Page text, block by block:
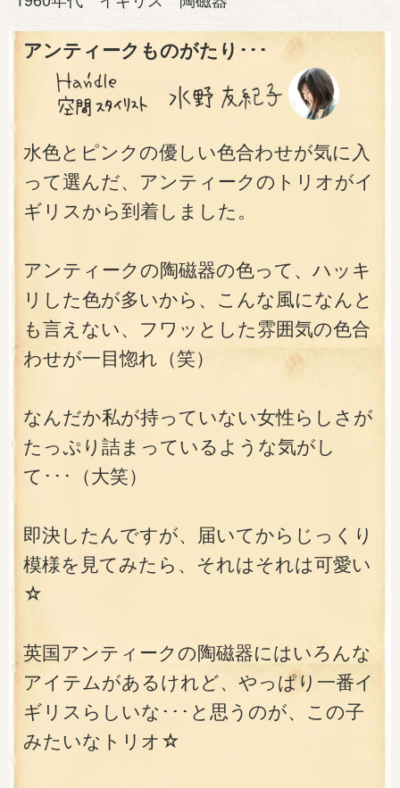
アンティークものがたり･･･
水色とピンクの優しい色合わせが気に入
って選んだ、アンティークのトリオがイ
ギリスから到着しました。
アンティークの陶磁器の色って、ハッキ
リした色が多いから、こんな風になんと
も言えない、フワッとした雰囲気の色合
わせが一目惚れ（笑）
なんだか私が持っていない女性らしさが
たっぷり詰まっているような気がし
て･･･（大笑）
即決したんですが、届いてからじっくり
模様を見てみたら、それはそれは可愛い
☆
英国アンティークの陶磁器にはいろんな
アイテムがあるけれど、やっぱり一番イ
ギリスらしいな･･･と思うのが、この子
みたいなトリオ☆